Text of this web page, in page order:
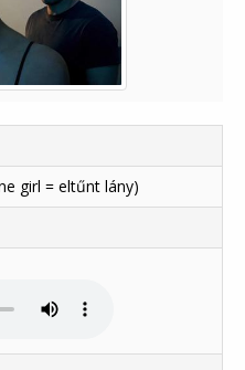
girl = eltűnt lány)